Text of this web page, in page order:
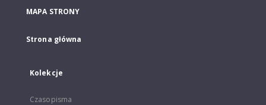
MAPA STRONY
Strona główna
Kolekcje
Czasopisma